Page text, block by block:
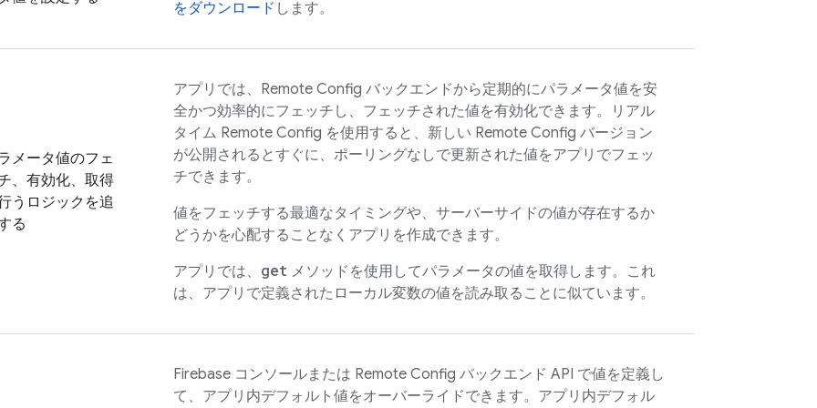
をダウンロード します。
メータ値のフェ
、有効化、取得
うロジックを追
る
アプリでは、 Remote Config バックエンドから定期的にパラメータ値を安
全かつ効率的にフェッチし、フェッチされた値を有効化できます。リアル
タイム Remote Config を使用すると、新しい Remote Config バージョン
が公開されるとすぐに、ポーリングなしで更新された値をアプリでフェッ
チできます。
値をフェッチする最適なタイミングや、サーバーサイドの値が存在するか
どうかを心配することなくアプリを作成できます。
アプリでは、 get メソッドを使用してパラメータの値を取得します。これ
は、アプリで定義されたローカル変数の値を読み取ることに似ています。
Firebase コンソールまたは Remote Config バックエンド API で値を定義し
て、アプリ内デフォルト値をオーバーライドできます。アプリ内デフォル